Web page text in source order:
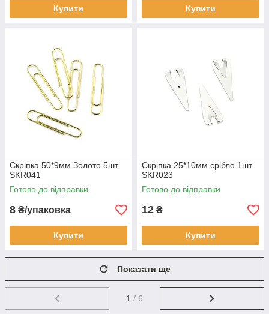
Купити Купити
Скріпка 50*9мм Золото 5шт
SKR041
Готово до відправки
8 ₴/упаковка
Купити
Скріпка 25*10мм срібло 1шт
SKR023
Готово до відправки
12 ₴
Купити
Показати ще
1 / 6